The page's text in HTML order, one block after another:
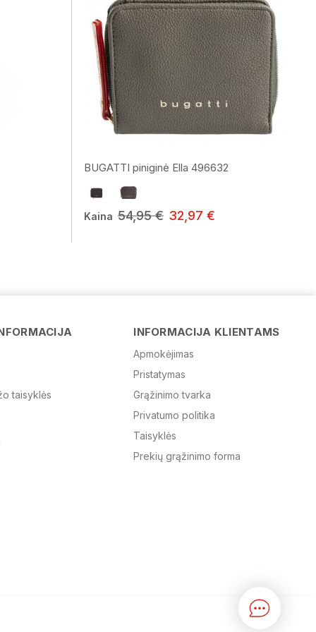
BUGATTI piniginė Ella 496632
Kaina 54,95 € 32,97 €
taisyklės
INFORMACIJA KLIENTAMS
Apmokėjimas
Pristatymas
Grąžinimo tvarka
Privatumo politika
Taisyklės
Prekių grąžinimo forma